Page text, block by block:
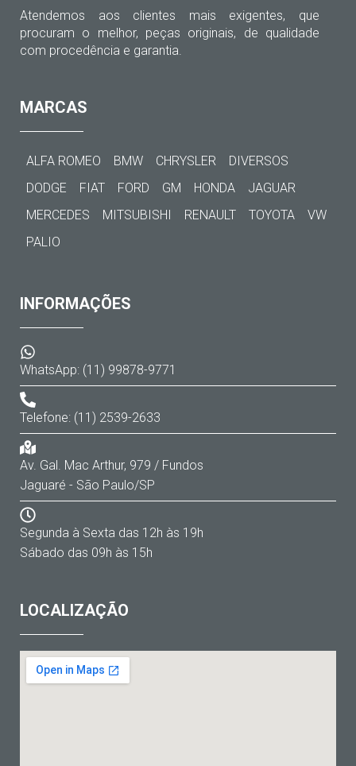
Atendemos aos clientes mais exigentes, que
procuram o melhor, peças originais, de qualidade
com procedência e garantia.
MARCAS
ALFA ROMEO BMW CHRYSLER
DIVERSOS
DODGE
FIAT FORD GM HONDA
JAGUAR
MERCEDES
MITSUBISHI RENAULT TOYOTA
VW
PALIO
INFORMAÇÕES
WhatsApp: (11) 99878-9771
Telefone: (11) 2539-2633
Av. Gal. Mac Arthur, 979 / Fundos
Jaguaré - São Paulo/SP
Segunda à Sexta das 12h às 19h
Sábado das 09h às 15h
LOCALIZAÇÃO